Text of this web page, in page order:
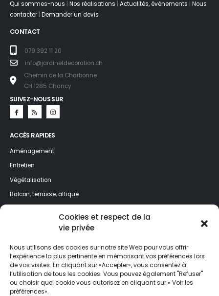
Cookies et respect de la
vie privée
Nous utilisons des cookies sur notre site Web pour vous offrir
l’expérience la plus pertinente en mémorisant vos préférences lors
de vos visites. En cliquant sur «Accepter», vous consentez à
l’utilisation de tous les cookies. Vous pouvez également "Refuser"
ou choisir quel cookie vous autorisez en cliquant sur « Voir les
préférences».
Qui sommes-nous
Nos réalisations Actualités, événements
Nous
contacter Demander un devis
CONTACT
079 392 11 20
info@jardinetdecoration.ch
Chemin de la Charbonne
CH 1285 Chancy
SUIVEZ-NOUS SUR
ACCÈS RAPIDES
Aménagement
Entretien
Végétalisation
Balcon, terrasse, attique
Profitez de nos meilleurs conseils toute l’année ! Inscrivez-vous à la
newsletter et ne ratez rien de l'actualité de Jardin&Décoration.